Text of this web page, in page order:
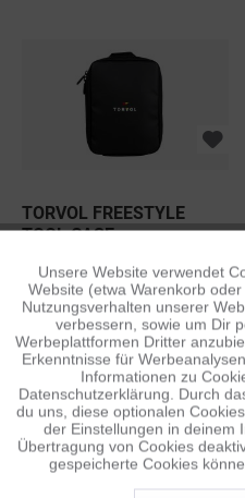
TORVOL FREESTYLE
TOOL CASE
80,00 €
Funktionale
Tracking
Personalisierung
Service
Unsere Website verwendet
Website (etwa Warenkorb
Nutzungsverhalten unserer
verbessern, sowie um Dir
Werbeplattformen Dritter
Erkenntnisse für
Informationen zu
Datenschutzerklärung. Durch
du uns, diese optionalen
der Einstellungen in deinem
Übertragung von Cookies
gespeicherte Cookies